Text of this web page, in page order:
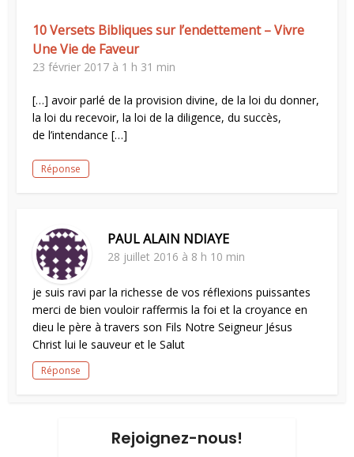
10 Versets Bibliques sur l’endettement – Vivre
Une Vie de Faveur
23 février 2017 à 1 h 31 min
[…] avoir parlé de la provision divine, de la loi du donner,
la loi du recevoir, la loi de la diligence, du succès,
de l’intendance […]
Réponse
PAUL ALAIN NDIAYE
28 juillet 2016 à 8 h 10 min
je suis ravi par la richesse de vos réflexions puissantes
merci de bien vouloir raffermis la foi et la croyance en
dieu le père à travers son Fils Notre Seigneur Jésus
Christ lui le sauveur et le Salut
Réponse
Rejoignez-nous!